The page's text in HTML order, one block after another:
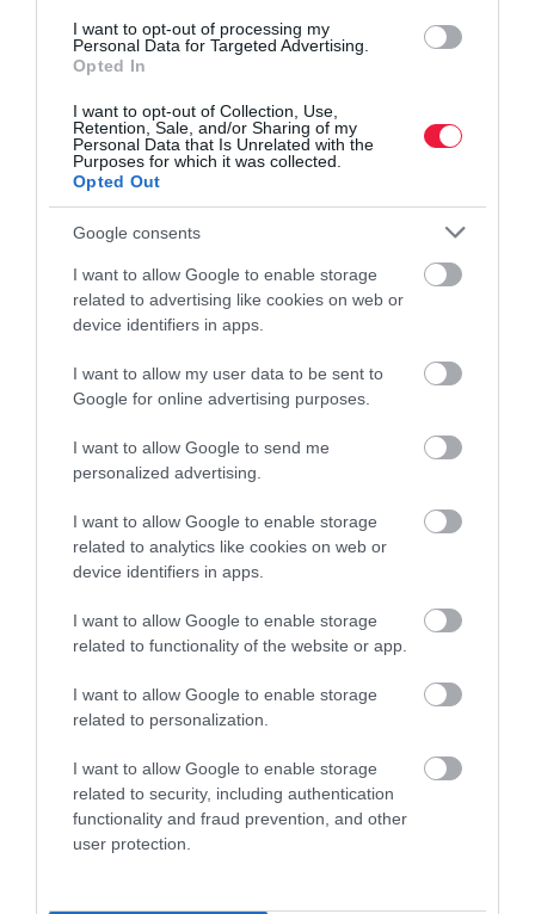
I want to opt-out of processing my
Personal Data for Targeted Advertising.
Opted In
I want to opt-out of Collection, Use,
Retention, Sale, and/or Sharing of my
Personal Data that Is Unrelated with the
Purposes for which it was collected.
Opted Out
Google consents
I want to allow Google to enable storage
related to advertising like cookies on web or
device identifiers in apps.
I want to allow my user data to be sent to
Google for online advertising purposes.
I want to allow Google to send me
personalized advertising.
I want to allow Google to enable storage
related to analytics like cookies on web or
device identifiers in apps.
I want to allow Google to enable storage
related to functionality of the website or app.
I want to allow Google to enable storage
related to personalization.
I want to allow Google to enable storage
related to security, including authentication
functionality and fraud prevention, and other
user protection.
Egy friss felmérés szerint a kérdés megosztja a magyar
FOGYASZTÓVÉDELEM
Ha nyithatnak is a teraszok, az igazi pezsgésre még